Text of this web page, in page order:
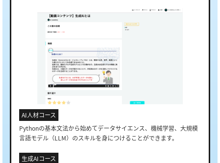
AI人材コース
Pythonの基本文法から始めてデータサイエンス、機械学習、大規模
言語モデル（LLM）のスキルを身につけることができます。
生成AIコース